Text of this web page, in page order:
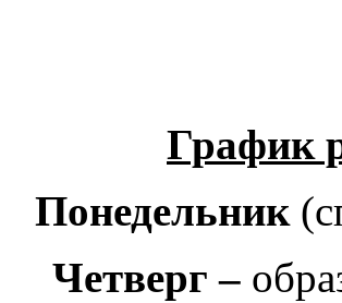
График
Понедельник
Четверг –